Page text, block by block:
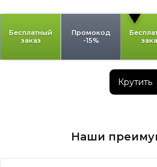
Бесплатный
заказ
Промокод
-15%
Крутить
Наши